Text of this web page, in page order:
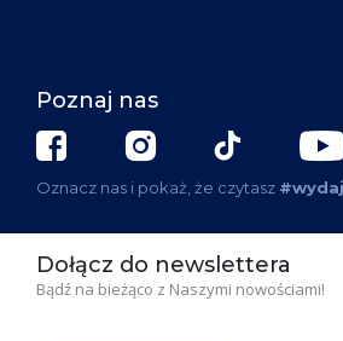
Poznaj nas
Oznacz nas i pokaż, że czytasz
Dołącz do newslettera
Bądź na bieżąco z Naszymi nowościami!